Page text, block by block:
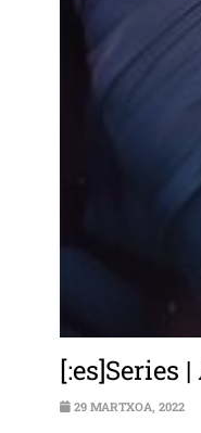
[:es]Series
29 MARTXOA, 2022